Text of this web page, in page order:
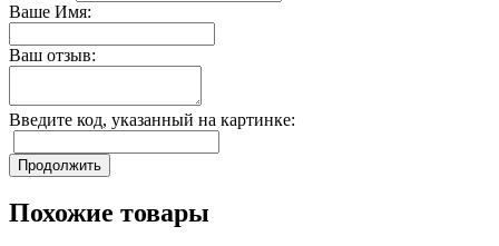
Ваше Имя:
Ваш отзыв:
Введите код, указанный на картинке:
Продолжить
Похожие товары